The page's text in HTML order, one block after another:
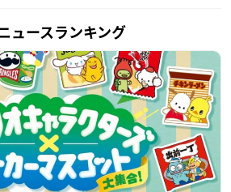
ュースランキング